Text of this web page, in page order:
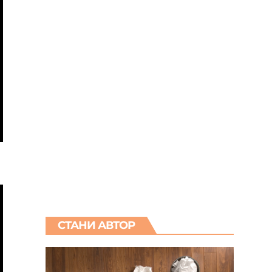
СТАНИ АВТОР